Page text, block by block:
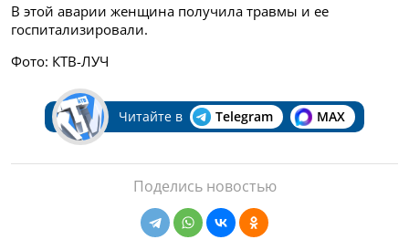
В этой аварии женщина получила травмы и ее
госпитализировали.
Фото: КТВ-ЛУЧ
Читайте в Telegram MAX
Поделись новостью